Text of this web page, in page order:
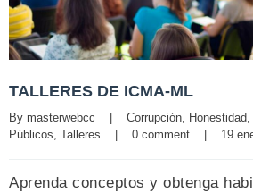
TALLERES DE ICMA-ML
By masterwebcc Corrupción, Honestidad,
Públicos, Talleres 0 comment 19
Aprenda conceptos y obtenga